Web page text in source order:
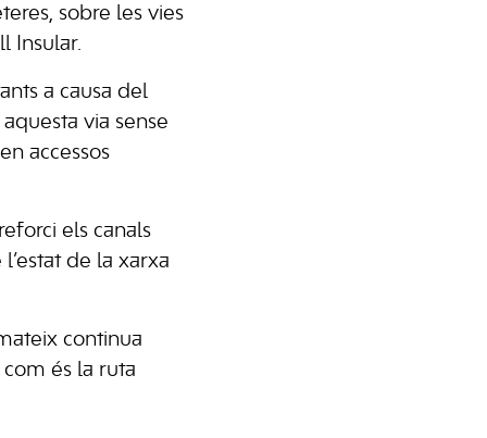
sobre les vies
Insular.
a causa del
via sense
accessos
els canals
de la xarxa
continua
és la ruta